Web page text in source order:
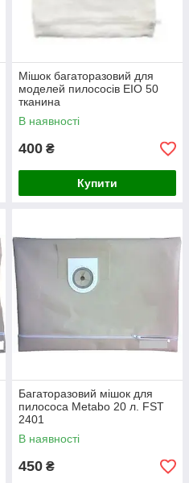
Мішок багаторазовий для
моделей пилососів EIO 50
тканина
В наявності
400 ₴
Купити
Багаторазовий мішок для
пилососа Metabo 20 л. FST
2401
В наявності
450 ₴